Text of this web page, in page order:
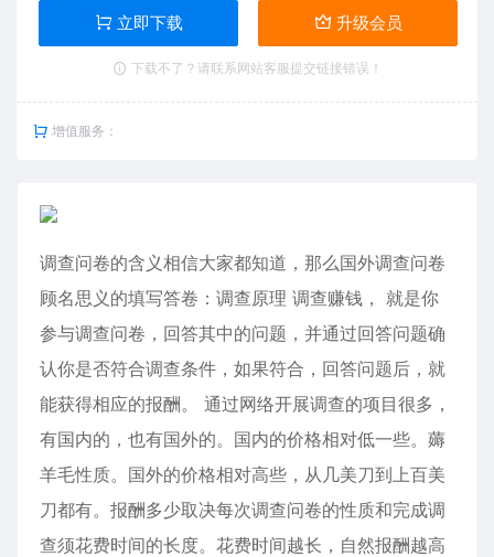
立即下载 升级会员
下载不了？请联系网站客服提交链接错误！
增值服务：
调查问卷的含义相信大家都知道，那么国外调查问卷
顾名思义的填写答卷：调查原理 调查赚钱， 就是你
参与调查问卷，回答其中的问题，并通过回答问题确
认你是否符合调查条件，如果符合，回答问题后，就
能获得相应的报酬。 通过网络开展调查的项目很多，
有国内的，也有国外的。国内的价格相对低一些。薅
羊毛性质。国外的价格相对高些，从几美刀到上百美
刀都有。报酬多少取决每次调查问卷的性质和完成调
查须花费时间的长度。花费时间越长，自然报酬越高